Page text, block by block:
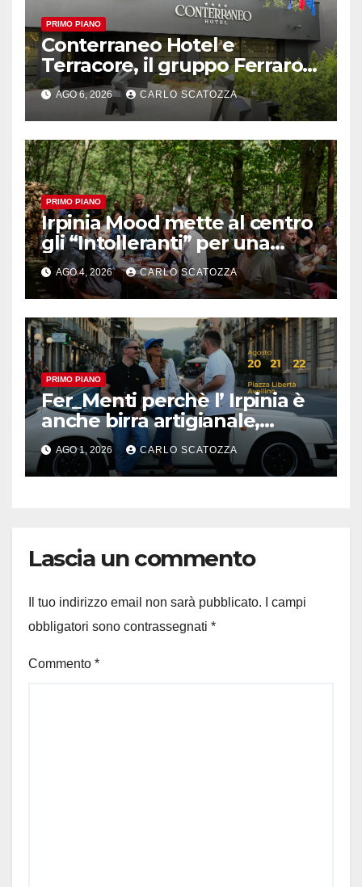
PRIMO PIANO
Conterraneo Hotel e
Terracore, il gruppo Ferraro
amplia l’ ospitalità e il gusto
alle porte di Caserta
AGO 6, 2026 CARLO SCATOZZA
PRIMO PIANO
Irpinia Mood mette al centro
gli “Intolleranti” per una
rivoluzione sostenibile del
cibo
AGO 4, 2026 CARLO SCATOZZA
PRIMO PIANO
Fer_Menti perchè l’ Irpinia è
anche birra artigianale,
appuntamento ad Avellino
AGO 1, 2026 CARLO SCATOZZA
Lascia un commento
Il tuo indirizzo email non sarà pubblicato.
I campi
obbligatori sono contrassegnati *
Commento *